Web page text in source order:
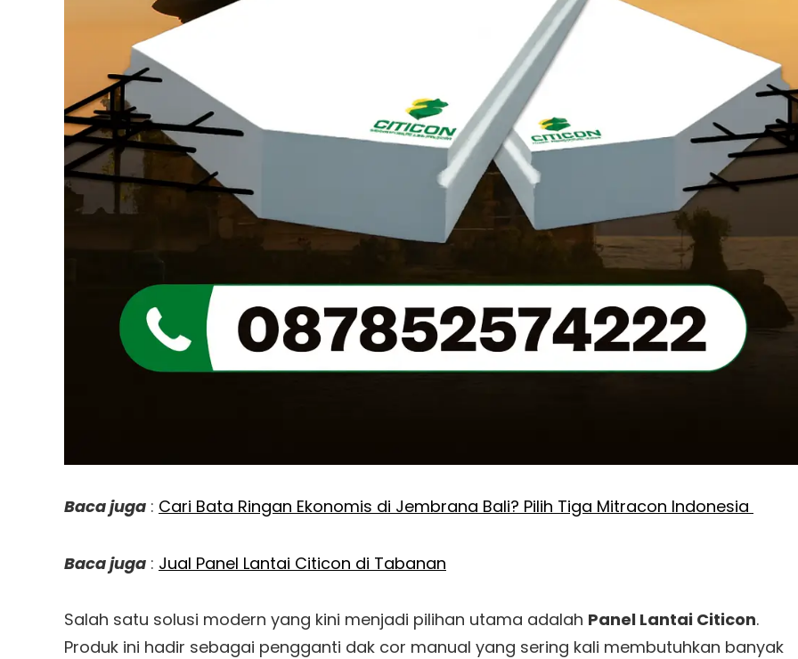
Baca juga : Cari Bata Ringan Ekonomis di Jembrana Bali? Pilih Tiga Mitracon Indonesia
Baca juga : Jual Panel Lantai Citicon di Tabanan
Salah satu solusi modern yang kini menjadi pilihan utama adalah Panel Lantai Citicon.
Produk ini hadir sebagai pengganti dak cor manual yang sering kali membutuhkan banyak